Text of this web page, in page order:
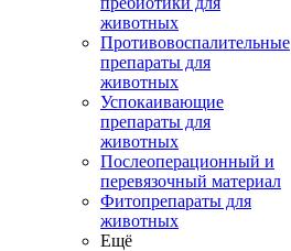
животных
Противовоспалительные
препараты для
животных
Успокаивающие
препараты для
животных
Послеоперационный и
перевязочный материал
Фитопрепараты для
животных
Ещё